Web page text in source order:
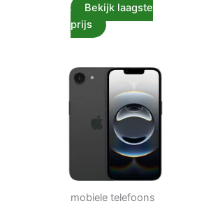
Bekijk laagste
prijs
mobiele telefoons